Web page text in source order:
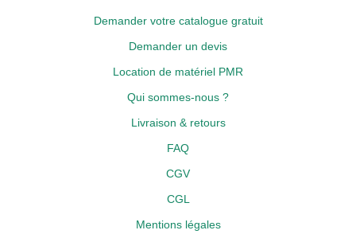
Demander votre catalogue gratuit
Demander un devis
Location de matériel PMR
Qui sommes-nous ?
Livraison & retours
FAQ
CGV
CGL
Mentions légales